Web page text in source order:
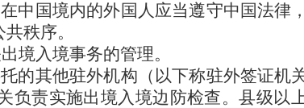
中国境内的外国人应当遵守中国法律
秩序。
境入境事务的管理。
的其他驻外机构（以下称驻外签证机
负责实施出境入境边防检查。县级以